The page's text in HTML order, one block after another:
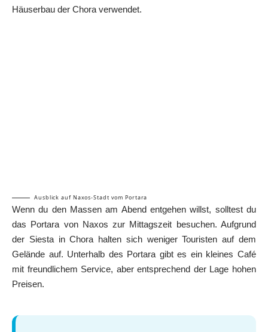
Häuserbau der Chora verwendet.
Ausblick auf Naxos-Stadt vom Portara
Wenn du den Massen am Abend entgehen willst, solltest du
das Portara von Naxos zur Mittagszeit besuchen. Aufgrund
der Siesta in Chora halten sich weniger Touristen auf dem
Gelände auf. Unterhalb des Portara gibt es ein kleines Café
mit freundlichem Service, aber entsprechend der Lage hohen
Preisen.